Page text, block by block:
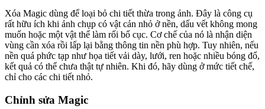
Xóa Magic dùng để loại bỏ chi tiết thừa trong ảnh. Đây là công cụ
rất hữu ích khi ảnh chụp có vật cản nhỏ ở nền, dấu vết không mong
muốn hoặc một vật thể làm rối bố cục. Cơ chế của nó là nhận diện
vùng cần xóa rồi lấp lại bằng thông tin nền phù hợp. Tuy nhiên, nếu
nền quá phức tạp như họa tiết vải dày, lưới, ren hoặc nhiều bóng đổ,
kết quả có thể chưa thật tự nhiên. Khi đó, hãy dùng ở mức tiết chế,
chỉ cho các chi tiết nhỏ.
Chỉnh sửa Magic